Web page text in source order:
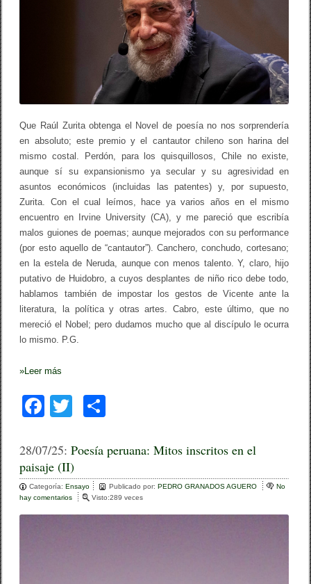
M
I
Que Raúl Zurita obtenga el Novel de poesía no nos sorprendería
en absoluto; este premio y el cantautor chileno son harina del
mismo costal. Perdón, para los quisquillosos, Chile no existe,
aunque sí su expansionismo ya secular y su agresividad en
asuntos económicos (incluidas las patentes) y, por supuesto,
Zurita. Con el cual leímos, hace ya varios años en el mismo
encuentro en Irvine University (CA), y me pareció que escribía
malos guiones de poemas; aunque mejorados con su performance
(por esto aquello de “cantautor”). Canchero, conchudo, cortesano;
en la estela de Neruda, aunque con menos talento. Y, claro, hijo
putativo de Huidobro, a cuyos desplantes de niño rico debe todo,
hablamos también de impostar los gestos de Vicente ante la
literatura, la política y otras artes. Cabro, este último, que no
mereció el Nobel; pero dudamos mucho que al discípulo le ocurra
lo mismo. P.G.
» Leer más
F
c
e
b
o
tt
er
m
p
ar
tir
28/07/25:Poesía peruana: Mitos inscritos en el
paisaje (II)
Categoría:Ensayo Publicado por:PEDRO GRANADOS AGUERO
No
hay comentarios
Visto:289 veces